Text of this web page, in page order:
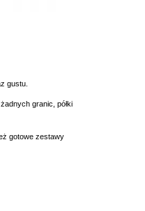
gustu.
granic, półki
gotowe zestawy